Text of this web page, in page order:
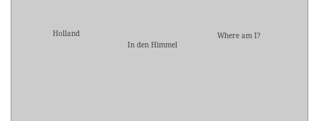
Holland
In den Himmel
Where am I?